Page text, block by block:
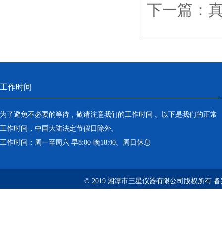
下一篇：
工作时间
为了避免不必要的等待，敬请注意我们的工作时间 。以下是我们的正常
工作时间，中国大陆法定节假日除外。
工作时间：周一至周六 早8:00-晚18:00。周日休息
© 2019 湘潭市三星仪器有限公司版权所有 备